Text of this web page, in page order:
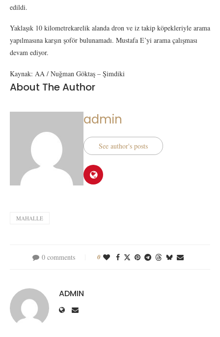
edildi.
Yaklaşık 10 kilometrekarelik alanda dron ve iz takip köpekleriyle arama
yapılmasına karşın şoför bulunamadı. Mustafa E’yi arama çalışması
devam ediyor.
Kaynak: AA / Nuğman Göktaş – Şimdiki
About The Author
admin
See author's posts
MAHALLE
0 comments 0
ADMIN